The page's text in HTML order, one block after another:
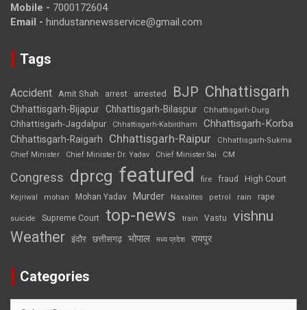
Mobile - 7000172604
Email - hindustannewsservice@gmail.com
Tags
Accident Amit Shah arrest arrested BJP Chhattisgarh
Chhattisgarh-Bijapur Chhattisgarh-Bilaspur Chhattisgarh-Durg
Chhattisgarh-Jagdalpur Chhattisgarh-Kabirdham Chhattisgarh-Korba
Chhattisgarh-Raigarh Chhattisgarh-Raipur
Chhattisgarh-Sukma
Chief Minister
Chief Minister Dr. Yadav Chief Minister Sai CM
Congress dprcg featured fire fraud High Court
Kejriwal mohan Mohan Yadav Murder Naxalites petrol rain rape
suicide Supreme Court top-news train Vastu vishnu
Weather इंदौर छत्तीसगढ़ भोपाल मध्य प्रदेश रायपुर
Categories